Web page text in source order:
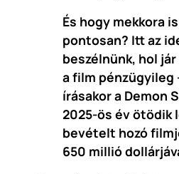
És hogy mekkora
pontosan? Itt az
beszélnünk, hol
a film pénzügyileg
írásakor a Demon
2025-ös év ötödik
bevételt hozó
650 millió